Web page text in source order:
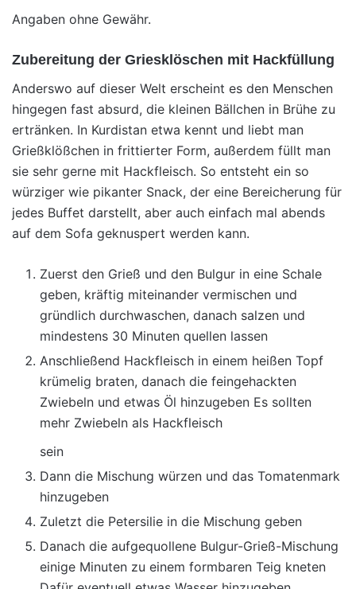
Angaben ohne Gewähr.
Zubereitung der Griesklöschen mit Hackfüllung
Anderswo auf dieser Welt erscheint es den Menschen
hingegen fast absurd, die kleinen Bällchen in Brühe zu
ertränken. In Kurdistan etwa kennt und liebt man
Grießklößchen in frittierter Form, außerdem füllt man
sie sehr gerne mit Hackfleisch. So entsteht ein so
würziger wie pikanter Snack, der eine Bereicherung für
jedes Buffet darstellt, aber auch einfach mal abends
auf dem Sofa geknuspert werden kann.
Zuerst den Grieß und den Bulgur in eine Schale
geben, kräftig miteinander vermischen und
gründlich durchwaschen, danach salzen und
mindestens 30 Minuten quellen lassen
Anschließend Hackfleisch in einem heißen Topf
krümelig braten, danach die feingehackten
Zwiebeln und etwas Öl hinzugeben Es sollten
mehr Zwiebeln als Hackfleisch
sein
Dann die Mischung würzen und das Tomatenmark
hinzugeben
Zuletzt die Petersilie in die Mischung geben
Danach die aufgequollene Bulgur-Grieß-Mischung
einige Minuten zu einem formbaren Teig kneten